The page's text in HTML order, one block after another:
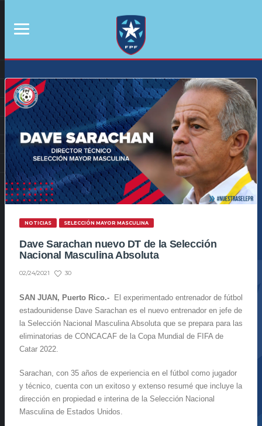
NOTICIAS SELECCIÓN MAYOR MASCULINA
Dave Sarachan nuevo DT de la Selección
Nacional Masculina Absoluta
02/24/2021 30
SAN JUAN, Puerto Rico.- El experimentado entrenador de fútbol
estadounidense Dave Sarachan es el nuevo entrenador en jefe de
la Selección Nacional Masculina Absoluta que se prepara para las
eliminatorias de CONCACAF de la Copa Mundial de FIFA de
Catar 2022.
Sarachan, con 35 años de experiencia en el fútbol como jugador
y técnico, cuenta con un exitoso y extenso resumé que incluye la
dirección en propiedad e interina de la Selección Nacional
Masculina de Estados Unidos.